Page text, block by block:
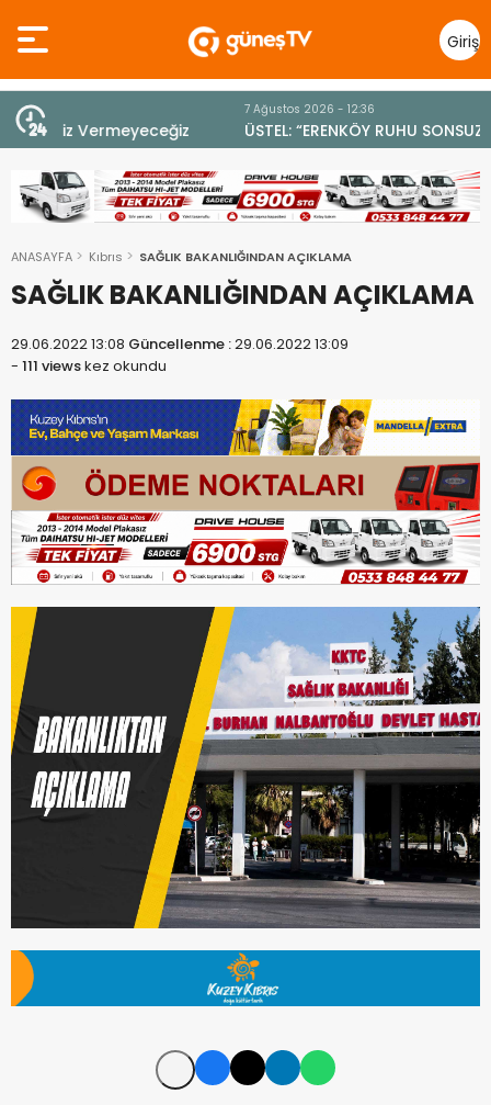
Giriş
Yap
ÜSTEL: “ERENKÖY RUHU SONSUZA DEK YAŞAYACAK”
ANASAYFA Kıbrıs SAĞLIK BAKANLIĞINDAN AÇIKLAMA
SAĞLIK BAKANLIĞINDAN AÇIKLAMA
29.06.2022 13:08 Güncellenme :29.06.2022 13:09
- 111 viewskez okundu